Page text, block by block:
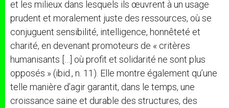
et les milieux dans lesquels ils œuvrent à un usage
prudent et moralement juste des ressources, où se
conjuguent sensibilité, intelligence, honnêteté et
charité, en devenant promoteurs de « critères
humanisants […] où profit et solidarité ne sont plus
opposés » (ibid., n. 11). Elle montre également qu’une
telle manière d’agir garantit, dans le temps, une
croissance saine et durable des structures, des